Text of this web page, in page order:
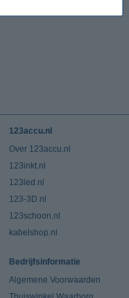
123accu.nl
Over 123accu.nl
123inkt.nl
123led.nl
123-3D.nl
123schoon.nl
kabelshop.nl
Bedrijfsinformatie
Algemene Voorwaarden